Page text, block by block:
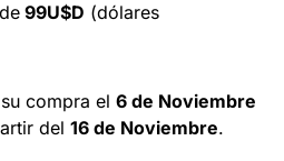
99U$D (dólares
compra el 6 de Noviembre
del 16 de Noviembre.